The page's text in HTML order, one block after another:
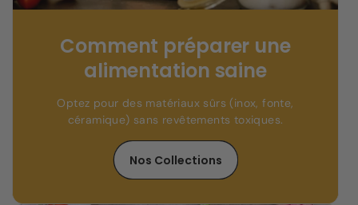
Comment préparer une
alimentation saine
Optez pour des matériaux sûrs (inox, fonte,
céramique) sans revêtements toxiques.
Nos Collections